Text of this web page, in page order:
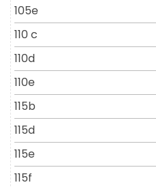
105e
110 c
110d
110e
115b
115d
115e
115f